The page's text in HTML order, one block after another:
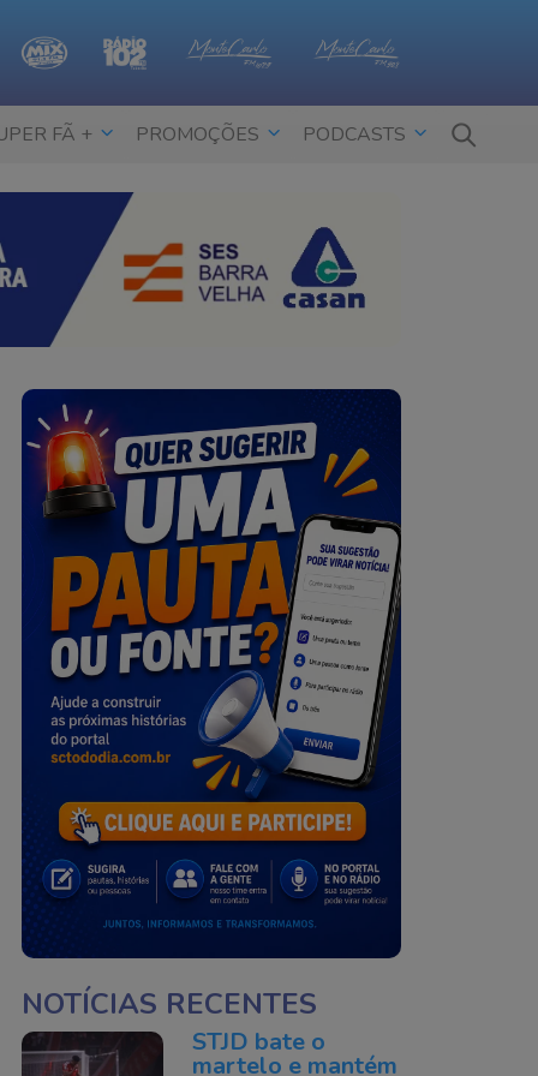
FÃ + PROMOÇÕES PODCASTS
NOTÍCIAS RECENTES
STJD bate o
martelo e mantém